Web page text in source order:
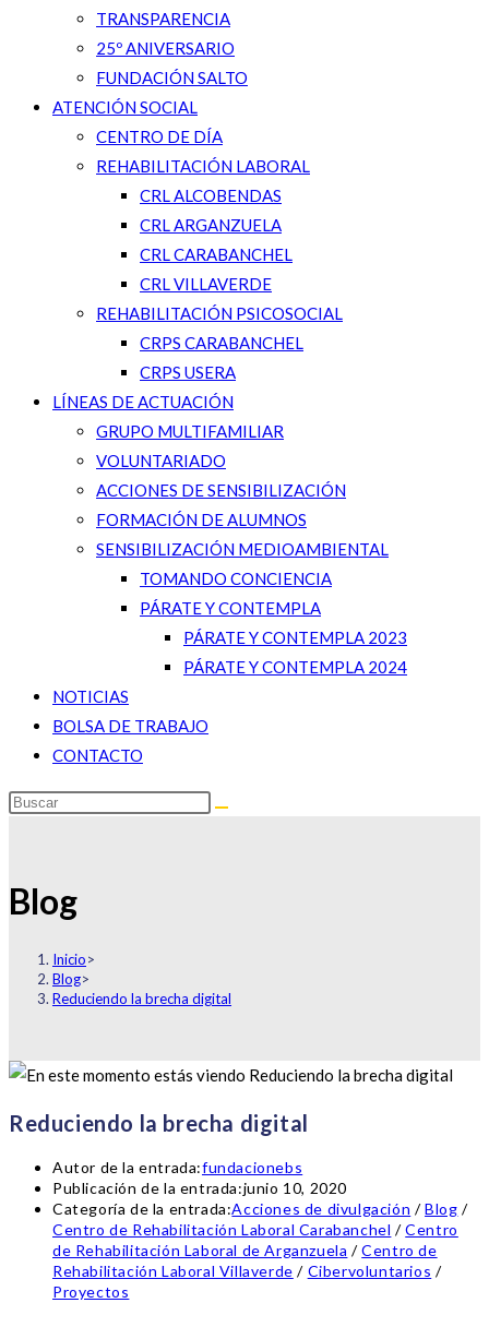
TRANSPARENCIA
25º ANIVERSARIO
FUNDACIÓN SALTO
ATENCIÓN SOCIAL
CENTRO DE DÍA
REHABILITACIÓN LABORAL
CRL ALCOBENDAS
CRL ARGANZUELA
CRL CARABANCHEL
CRL VILLAVERDE
REHABILITACIÓN PSICOSOCIAL
CRPS CARABANCHEL
CRPS USERA
LÍNEAS DE ACTUACIÓN
GRUPO MULTIFAMILIAR
VOLUNTARIADO
ACCIONES DE SENSIBILIZACIÓN
FORMACIÓN DE ALUMNOS
SENSIBILIZACIÓN MEDIOAMBIENTAL
TOMANDO CONCIENCIA
PÁRATE Y CONTEMPLA
PÁRATE Y CONTEMPLA 2023
PÁRATE Y CONTEMPLA 2024
NOTICIAS
BOLSA DE TRABAJO
CONTACTO
Blog
Inicio>
Blog>
Reduciendo la brecha digital
Reduciendo la brecha digital
Autor de la entrada:fundacionebs
Publicación de la entrada:junio 10, 2020
Categoría de la entrada:Acciones de divulgación / Blog /
Centro de Rehabilitación Laboral Carabanchel / Centro
de Rehabilitación Laboral de Arganzuela / Centro de
Rehabilitación Laboral Villaverde / Cibervoluntarios /
Proyectos